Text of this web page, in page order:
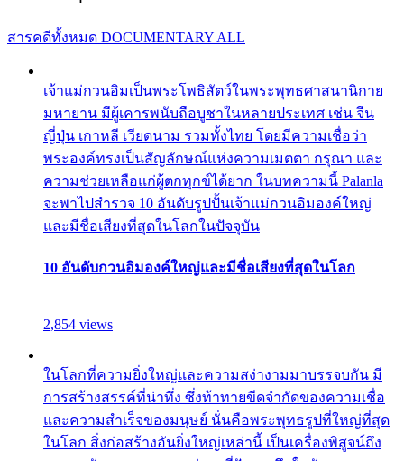
สารคดีทั้งหมด DOCUMENTARY ALL
เจ้าแม่กวนอิมเป็นพระโพธิสัตว์ในพระพุทธศาสนานิกาย
มหายาน มีผู้เคารพนับถือบูชาในหลายประเทศ เช่น จีน
ญี่ปุ่น เกาหลี เวียดนาม รวมทั้งไทย โดยมีความเชื่อว่า
พระองค์ทรงเป็นสัญลักษณ์แห่งความเมตตา กรุณา และ
ความช่วยเหลือแก่ผู้ตกทุกข์ได้ยาก ในบทความนี้ Palanla
จะพาไปสำรวจ 10 อันดับรูปปั้นเจ้าแม่กวนอิมองค์ใหญ่
และมีชื่อเสียงที่สุดในโลกในปัจจุบัน
10 อันดับกวนอิมองค์ใหญ่และมีชื่อเสียงที่สุดในโลก
2,854 views
ในโลกที่ความยิ่งใหญ่และความสง่างามมาบรรจบกัน มี
การสร้างสรรค์ที่น่าทึ่ง ซึ่งท้าทายขีดจำกัดของความเชื่อ
และความสำเร็จของมนุษย์ นั่นคือพระพุทธรูปที่ใหญ่ที่สุด
ในโลก สิ่งก่อสร้างอันยิ่งใหญ่เหล่านี้ เป็นเครื่องพิสูจน์ถึง